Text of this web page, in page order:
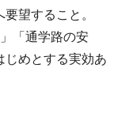
望すること。
「通学路の安
じめとする実効あ